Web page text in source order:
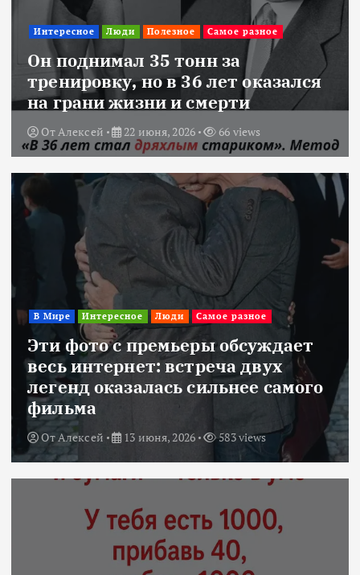
Интересное Люди Полезное Самое разное
Он поднимал 35 тонн за
тренировку, но в 36 лет оказался
на грани жизни и смерти
ОтАлексей 22 июня, 2026 66 views
В Мире Интересное Люди Самое разное
Эти фото с премьеры обсуждает
весь интернет: встреча двух
легенд оказалась сильнее самого
фильма
ОтАлексей 13 июня, 2026 583 views